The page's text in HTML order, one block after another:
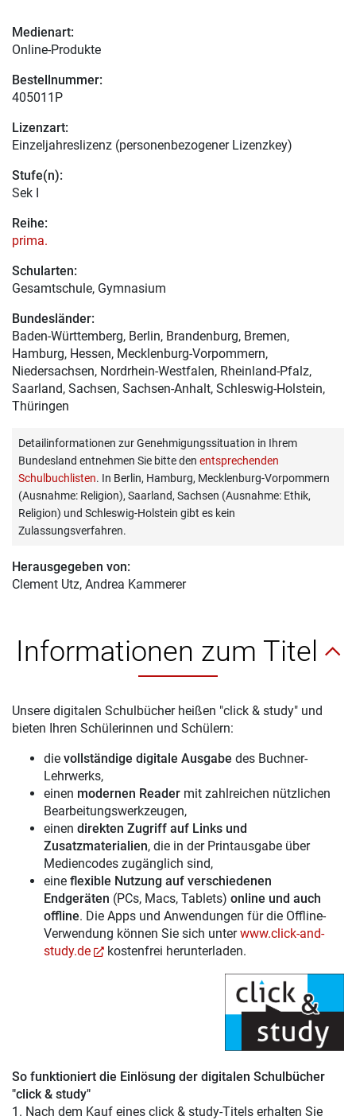
Medienart:
Online-Produkte
Bestellnummer:
405011P
Lizenzart:
Einzeljahreslizenz (personenbezogener Lizenzkey)
Stufe(n):
Sek I
Reihe:
prima.
Schularten:
Gesamtschule, Gymnasium
Bundesländer:
Baden-Württemberg, Berlin, Brandenburg, Bremen,
Hamburg, Hessen, Mecklenburg-Vorpommern,
Niedersachsen, Nordrhein-Westfalen, Rheinland-Pfalz,
Saarland, Sachsen, Sachsen-Anhalt, Schleswig-Holstein,
Thüringen
Detailinformationen zur Genehmigungssituation in Ihrem
Bundesland entnehmen Sie bitte den entsprechenden
Schulbuchlisten. In Berlin, Hamburg, Mecklenburg-Vorpommern
(Ausnahme: Religion), Saarland, Sachsen (Ausnahme: Ethik,
Religion) und Schleswig-Holstein gibt es kein
Zulassungsverfahren.
Herausgegeben von:
Clement Utz, Andrea Kammerer
Informationen zum Titel
Unsere digitalen Schulbücher heißen "click & study" und
bieten Ihren Schülerinnen und Schülern:
die vollständige digitale Ausgabe des Buchner-
Lehrwerks,
einen modernen Reader mit zahlreichen nützlichen
Bearbeitungswerkzeugen,
einen direkten Zugriff auf Links und
Zusatzmaterialien, die in der Printausgabe über
Mediencodes zugänglich sind,
eine flexible Nutzung auf verschiedenen
Endgeräten (PCs, Macs, Tablets) online und auch
offline. Die Apps und Anwendungen für die Offline-
Verwendung können Sie sich unterwww.click-and-
study.de
kostenfrei herunterladen.
So funktioniert die Einlösung der digitalen Schulbücher
"click & study"
1. Nach dem Kauf eines click & study-Titels erhalten Sie